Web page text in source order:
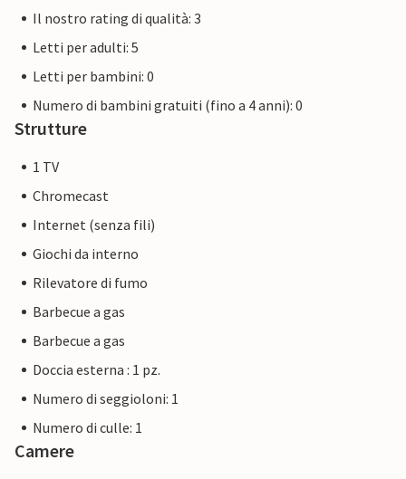
Il nostro rating di qualità: 3
Letti per adulti: 5
Letti per bambini: 0
Numero di bambini gratuiti (fino a 4 anni): 0
Strutture
1 TV
Chromecast
Internet (senza fili)
Giochi da interno
Rilevatore di fumo
Barbecue a gas
Barbecue a gas
Doccia esterna : 1 pz.
Numero di seggioloni: 1
Numero di culle: 1
Camere